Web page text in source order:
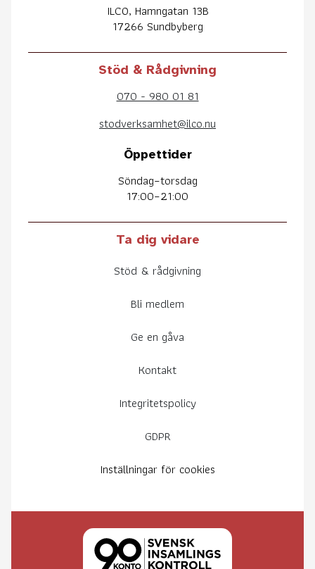
ILCO, Hamngatan 13B
17266 Sundbyberg
Stöd & Rådgivning
070 - 980 01 81
stodverksamhet@ilco.nu
Öppettider
Söndag–torsdag
17:00–21:00
Ta dig vidare
Stöd & rådgivning
Bli medlem
Ge en gåva
Kontakt
Integritetspolicy
GDPR
Inställningar för cookies